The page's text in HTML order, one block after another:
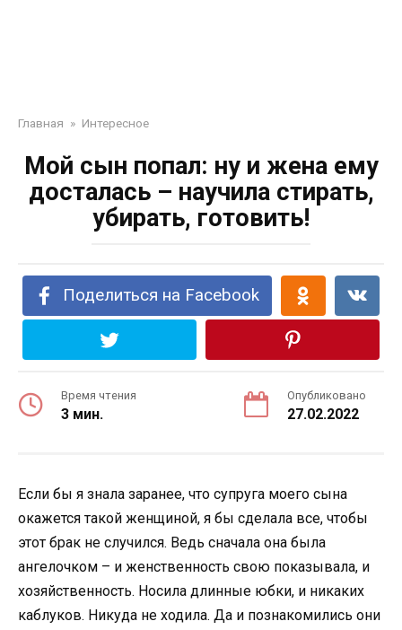
Главная » Интересное
Мой сын попал: ну и жена ему
досталась – научила стирать,
убирать, готовить!
Поделиться на Facebook
Время чтения
3 мин.
Опубликовано
27.02.2022
Если бы я знала заранее, что супруга моего сына
окажется такой женщиной, я бы сделала все, чтобы
этот брак не случился. Ведь сначала она была
ангелочком – и женственность свою показывала, и
хозяйственность. Носила длинные юбки, и никаких
каблуков. Никуда не ходила. Да и познакомились они